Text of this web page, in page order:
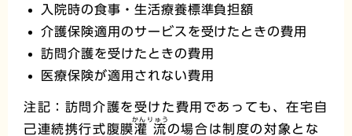
入院時の食事・生活療養標準負担額
介護保険適用のサービスを受けたときの費用
訪問介護を受けたときの費用
医療保険が適用されない費用
注記：訪問介護を受けた費用であっても、在宅自
己連続携行式腹膜灌流
かんりゅう
の場合は制度の対象とな